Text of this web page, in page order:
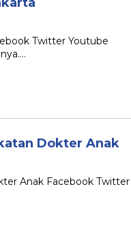
Twitter Youtube
Dokter Anak
Anak Facebook Twitter